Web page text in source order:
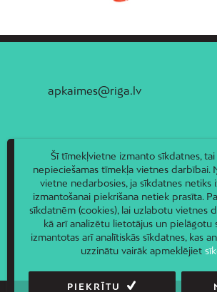
apkaimes@riga.lv
Šī tīmekļvietne izmanto sīkdatnes, tai
nepieciešamas tīmekļa vietnes darbībai.
vietne nedarbosies, ja sīkdatnes netiks
izmantošanai piekrišana netiek prasīta.
sīkdatnēm (cookies), lai uzlabotu vietnes
kā arī analizētu lietotājus un pielāgotu
izmantotas arī analītiskās sīkdatnes, kas
uzzinātu vairāk apmeklējiet
PIEKRĪTU